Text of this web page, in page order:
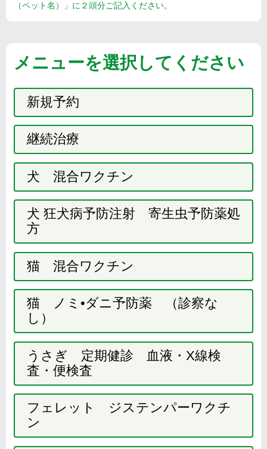
（ペット名）」に２頭分ご記入ください。
メニューを選択してください
新規予約
継続治療
犬 混合ワクチン
犬 狂犬病予防注射 寄生虫予防薬処
方
猫 混合ワクチン
猫 ノミ•ダニ予防薬 （診察な
し）
うさぎ 定期健診 血液・X線検
査・便検査
フェレット ジステンパーワクチ
ン